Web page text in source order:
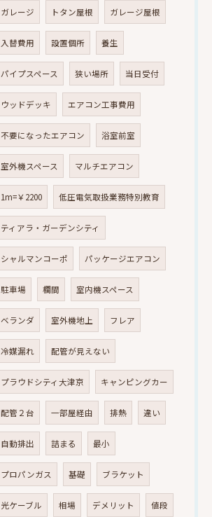
ガレージ トタン屋根 ガレージ屋根
入替費用 設置個所 養生
パイプスペース 狭い場所 当日受付
ウッドデッキ エアコン工事費用
不要になったエアコン 浴室前室
室外機スペース マルチエアコン
1m=￥2200 低圧電気取扱業務特別教育
ティアラ・ガーデンシティ
シャルマンコーポ パッケージエアコン
駐車場 欄間 室内機スペース
ベランダ 室外機地上 フレア
冷媒漏れ 配管が見えない
プラウドシティ大津京 キャンピングカー
配管２台 一部屋経由 排熱 違い
自動排出 詰まる 最小
プロパンガス 基礎 ブラケット
光ケーブル 相場 デメリット 値段